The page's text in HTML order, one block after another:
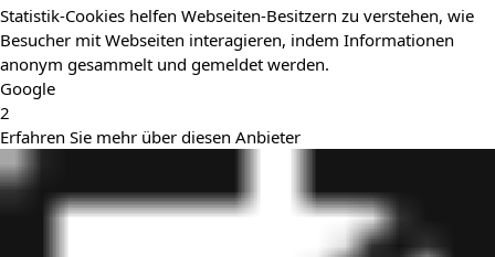
Statistik-Cookies helfen Webseiten-Besitzern zu verstehen, wie
Besucher mit Webseiten interagieren, indem Informationen
anonym gesammelt und gemeldet werden.
Google
2
Erfahren Sie mehr über diesen Anbieter